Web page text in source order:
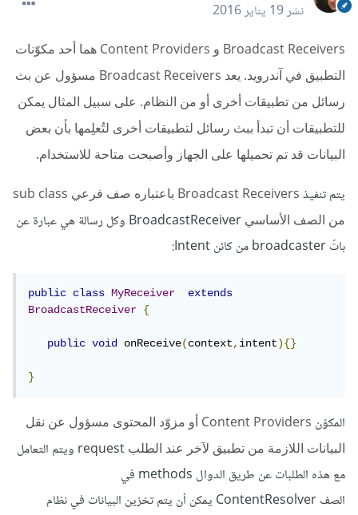
نشر19 يناير 2016
Broadcast Receivers و Content Providers هما أحد مكوّنات
التطبيق في آندرويد. يعد Broadcast Receivers مسؤول عن بث
رسائل من تطبيقات أخرى أو من النظام. على سبيل المثال يمكن
للتطبيقات أن تبدأ ببث رسائل لتطبيقات أخرى لتُعلِمها بأن بعض
البيانات قد تم تحميلها على الجهاز وأصبحت متاحة للاستخدام.
يتم تنفيذ
Broadcast Receivers باعتباره صف فرعي sub class
من الصف الأساسي
BroadcastReceiver وكل رسالة هي عبارة عن
باثّ broadcaster من كائن Intent:
public class MyReceiver
extends
BroadcastReceiver
{
public void onReceive(context,intent){}
}
المكوّن
Content Providers أو مزوّد المحتوى مسؤول عن نقل
البيانات اللازمة من تطبيق لآخر عند الطلب
request ويتم التعامل
مع هذه الطلبات عن طريق الدوال methods في
الصف ContentResolver يمكن أن يتم تخزين البيانات في نظام